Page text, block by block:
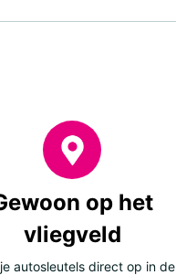
op het
vliegveld
autosleutels direct op in de